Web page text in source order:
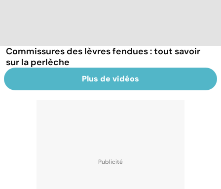
Commissures des lèvres fendues : tout savoir
sur la perlèche
Plus de vidéos